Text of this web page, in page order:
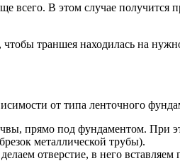
В этом случае получится
траншея находилась на
от типа ленточного
прямо под фундаментом. При
металлической трубы).
отверстие, в него